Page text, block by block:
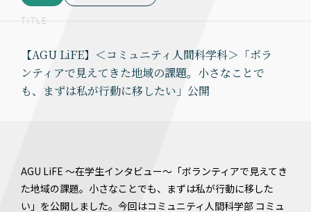
TITLE
【AGU LiFE】＜コミュニティ人間科学科＞「ボラ
ンティアで見えてきた地域の課題。小さなことで
も、まずは私が行動に移したい」公開
AGU LiFE ～在学生インタビュー～「ボランティアで見えてき
た地域の課題。小さなことでも、まずは私が行動に移した
い」を公開しました。今回はコミュニティ人間科学部 コミュ